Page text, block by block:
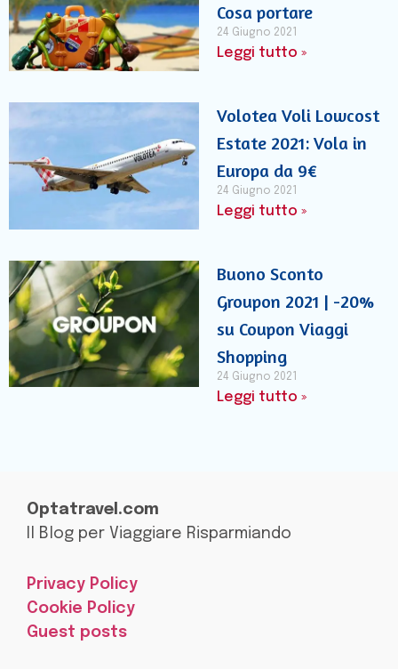
Cosa portare
24 Giugno 2021
Leggi tutto »
Volotea Voli Lowcost
Estate 2021: Vola in
Europa da 9€
24 Giugno 2021
Leggi tutto »
Buono Sconto
Groupon 2021 | -20%
su Coupon Viaggi
Shopping
24 Giugno 2021
Leggi tutto »
Optatravel.com
Il Blog per Viaggiare Risparmiando
Privacy Policy
Cookie Policy
Guest posts